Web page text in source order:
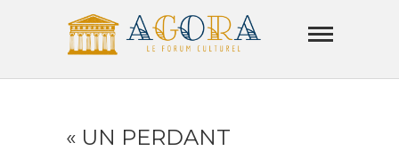
Agora
LE FORUM CULTUREL
« UN PERDANT